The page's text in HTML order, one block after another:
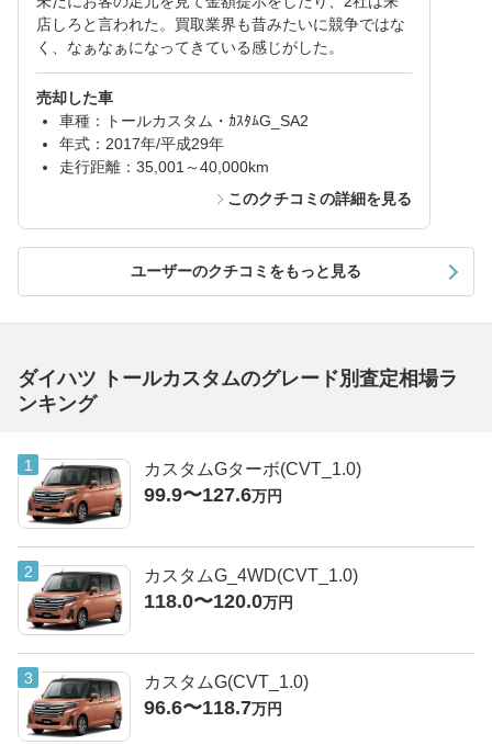
店しろと言われた。買取業界も昔みたいに競争ではな
く、なぁなぁになってきている感じがした。
売却した車
車種：トールカスタム・ｶｽﾀﾑG_SA2
年式：2017年/平成29年
走行距離：35,001～40,000km
このクチコミの詳細を見る
ユーザーのクチコミをもっと見る
ダイハツ トールカスタムのグレード別査定相場ラ
ンキング
カスタムGターボ(CVT_1.0)
99.9〜127.6万円
カスタムG_4WD(CVT_1.0)
118.0〜120.0万円
カスタムG(CVT_1.0)
96.6〜118.7万円